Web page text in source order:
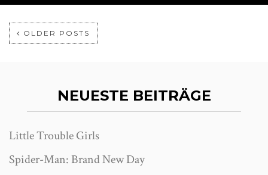
OLDER POSTS
NEUESTE BEITRÄGE
Little Trouble Girls
Spider-Man: Brand New Day